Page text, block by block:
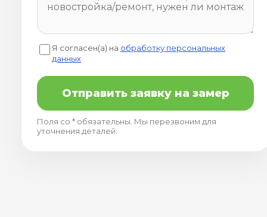
Я согласен(а) на обработку персональных
данных
Отправить заявку на замер
Поля со * обязательны. Мы перезвоним для
уточнения деталей.